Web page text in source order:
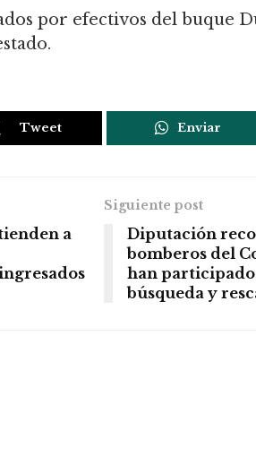
por efectivos del buque
Tweet Enviar
a
Siguiente post
Diputación
bomberos del
han participado
búsqueda y